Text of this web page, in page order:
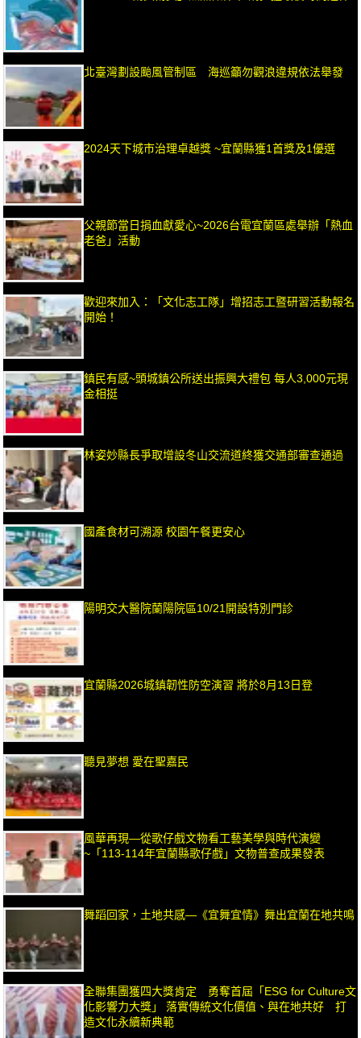
北臺灣劃設颱風管制區 海巡籲勿觀浪違規依法舉發
2024天下城市治理卓越獎 ~宜蘭縣獲1首獎及1優選
父親節當日捐血獻愛心~2026台電宜蘭區處舉辦「熱血
老爸」活動
歡迎來加入：「文化志工隊」增招志工暨研習活動報名
開始！
鎮民有感~頭城鎮公所送出振興大禮包 每人3,000元現
金相挺
林姿妙縣長爭取增設冬山交流道終獲交通部審查通過
國產食材可溯源 校園午餐更安心
陽明交大醫院蘭陽院區10/21開設特別門診
宜蘭縣2026城鎮韌性防空演習 將於8月13日登
聽見夢想 愛在聖嘉民
風華再現—從歌仔戲文物看工藝美學與時代演變
~「113-114年宜蘭縣歌仔戲」文物普查成果發表
舞蹈回家，土地共感—《宜舞宜情》舞出宜蘭在地共鳴
全聯集團獲四大獎肯定 勇奪首屆「ESG for Culture文
化影響力大獎」 落實傳統文化價值、與在地共好 打
造文化永續新典範